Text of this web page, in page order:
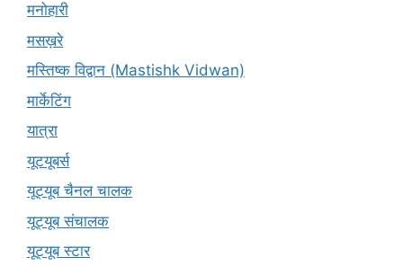
मनोहारी
मसख़रे
मस्तिष्क विद्वान (Mastishk Vidwan)
मार्केटिंग
यात्रा
यूटयूबर्स
यूट्यूब चैनल चालक
यूट्यूब संचालक
यूट्यूब स्टार